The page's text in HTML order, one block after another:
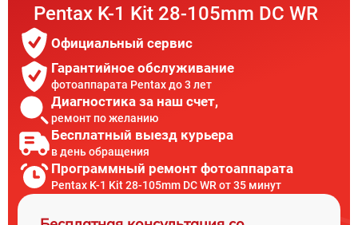
Pentax K-1 Kit 28-105mm DC WR
Официальный сервис
Гарантийное обслуживание
фотоаппарата Pentax до 3 лет
Диагностика за наш счет,
ремонт по желанию
Бесплатный выезд курьера
в день обращения
Программный ремонт фотоаппарата
Pentax K-1 Kit 28-105mm DC WR от 35 минут